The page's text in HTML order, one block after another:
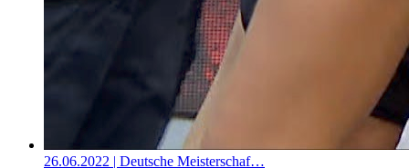
26.06.2022 | Deutsche Meisterschaf…